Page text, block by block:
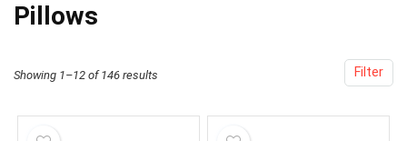
Pillows
Filter
Showing 1–12 of 146 results